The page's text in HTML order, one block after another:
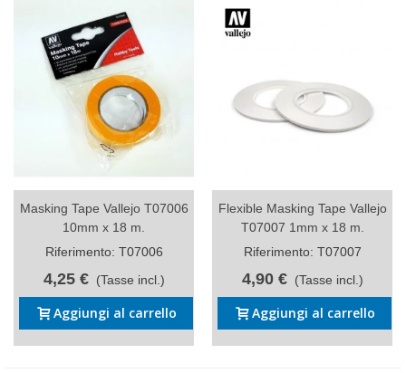
Masking Tape Vallejo T07006
10mm x 18 m.
Riferimento: T07006
4,25 € (Tasse incl.)
Aggiungi al carrello
Flexible Masking Tape Vallejo
T07007 1mm x 18 m.
Riferimento: T07007
4,90 € (Tasse incl.)
Aggiungi al carrello